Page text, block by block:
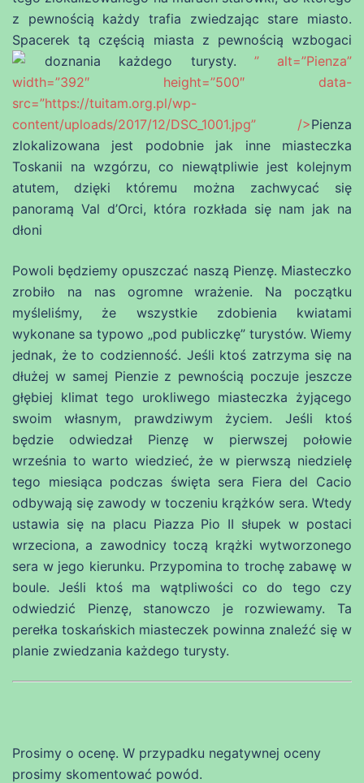
z pewnością każdy trafia zwiedzając stare miasto.
Spacerek tą częścią miasta z pewnością wzbogaci
doznania każdego turysty. ” alt=”Pienza”
width=”392″ height=”500″ data-
src=”https://tuitam.org.pl/wp-
content/uploads/2017/12/DSC_1001.jpg” />Pienza
zlokalizowana jest podobnie jak inne miasteczka
Toskanii na wzgórzu, co niewątpliwie jest kolejnym
atutem, dzięki któremu można zachwycać się
panoramą Val d’Orci, która rozkłada się nam jak na
dłoni
Powoli będziemy opuszczać naszą Pienzę. Miasteczko
zrobiło na nas ogromne wrażenie. Na początku
myśleliśmy, że wszystkie zdobienia kwiatami
wykonane sa typowo „pod publiczkę” turystów. Wiemy
jednak, że to codzienność. Jeśli ktoś zatrzyma się na
dłużej w samej Pienzie z pewnością poczuje jeszcze
głębiej klimat tego urokliwego miasteczka żyjącego
swoim własnym, prawdziwym życiem. Jeśli ktoś
będzie odwiedzał Pienzę w pierwszej połowie
września to warto wiedzieć, że w pierwszą niedzielę
tego miesiąca podczas święta sera Fiera del Cacio
odbywają się zawody w toczeniu krążków sera. Wtedy
ustawia się na placu Piazza Pio II słupek w postaci
wrzeciona, a zawodnicy toczą krążki wytworzonego
sera w jego kierunku. Przypomina to trochę zabawę w
boule. Jeśli ktoś ma wątpliwości co do tego czy
odwiedzić Pienzę, stanowczo je rozwiewamy. Ta
perełka toskańskich miasteczek powinna znaleźć się w
planie zwiedzania każdego turysty.
Prosimy o ocenę. W przypadku negatywnej oceny
prosimy skomentować powód.